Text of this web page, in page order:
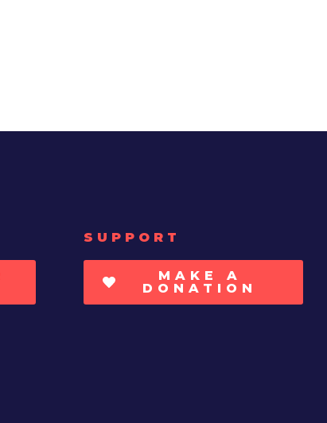
SUPPORT
MAKE A
DONATION